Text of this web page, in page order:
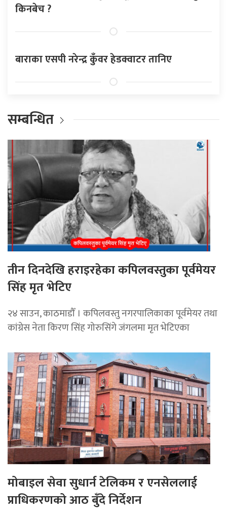
किनबेच ?
बाराका एसपी नरेन्द्र कुँवर हेडक्वाटर तानिए
सम्बन्धित
तीन दिनदेखि हराइरहेका कपिलवस्तुका पूर्वमेयर
सिंह मृत भेटिए
२४ साउन, काठमाडौँ । कपिलवस्तु नगरपालिकाका पूर्वमेयर तथा
कांग्रेस नेता किरण सिंह गोरुसिंगे जंगलमा मृत भेटिएका
मोबाइल सेवा सुधार्न टेलिकम र एनसेललाई
प्राधिकरणको आठ बुँदे निर्देशन